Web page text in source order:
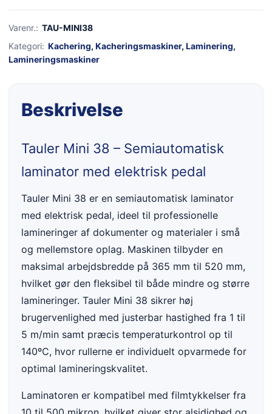
Varenr.: TAU-MINI38
Kategori: Kachering, Kacheringsmaskiner, Laminering,
Lamineringsmaskiner
Beskrivelse
Tauler Mini 38 – Semiautomatisk
laminator med elektrisk pedal
Tauler Mini 38 er en semiautomatisk laminator
med elektrisk pedal, ideel til professionelle
lamineringer af dokumenter og materialer i små
og mellemstore oplag. Maskinen tilbyder en
maksimal arbejdsbredde på 365 mm til 520 mm,
hvilket gør den fleksibel til både mindre og større
lamineringer. Tauler Mini 38 sikrer høj
brugervenlighed med justerbar hastighed fra 1 til
5 m/min samt præcis temperaturkontrol op til
140ºC, hvor rullerne er individuelt opvarmede for
optimal lamineringskvalitet.
Laminatoren er kompatibel med filmtykkelser fra